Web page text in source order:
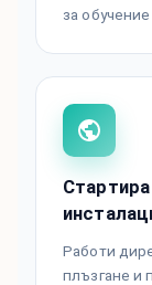
за
Работи
плъзгане и